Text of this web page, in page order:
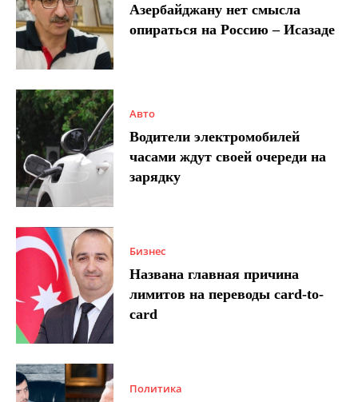
Азербайджану нет смысла
опираться на Россию – Исазаде
Авто
Водители электромобилей
часами ждут своей очереди на
зарядку
Бизнес
Названа главная причина
лимитов на переводы card-to-
card
Политика